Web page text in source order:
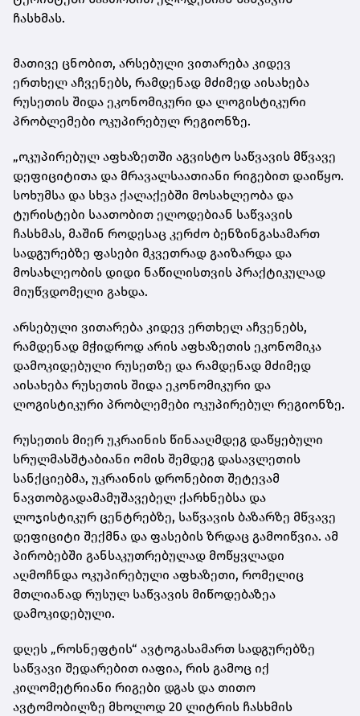
ჩასხმას.
მათივე ცნობით, არსებული ვითარება კიდევ
ერთხელ აჩვენებს, რამდენად მძიმედ აისახება
რუსეთის შიდა ეკონომიკური და ლოგისტიკური
პრობლემები ოკუპირებულ რეგიონზე.
„ოკუპირებულ აფხაზეთში აგვისტო საწვავის მწვავე
დეფიციტითა და მრავალსაათიანი რიგებით დაიწყო.
სოხუმსა და სხვა ქალაქებში მოსახლეობა და
ტურისტები საათობით ელოდებიან საწვავის
ჩასხმას, მაშინ როდესაც კერძო ბენზინგასამართ
სადგურებზე ფასები მკვეთრად გაიზარდა და
მოსახლეობის დიდი ნაწილისთვის პრაქტიკულად
მიუწვდომელი გახდა.
არსებული ვითარება კიდევ ერთხელ აჩვენებს,
რამდენად მჭიდროდ არის აფხაზეთის ეკონომიკა
დამოკიდებული რუსეთზე და რამდენად მძიმედ
აისახება რუსეთის შიდა ეკონომიკური და
ლოგისტიკური პრობლემები ოკუპირებულ რეგიონზე.
რუსეთის მიერ უკრაინის წინააღმდეგ დაწყებული
სრულმასშტაბიანი ომის შემდეგ დასავლეთის
სანქციებმა, უკრაინის დრონებით შეტევამ
ნავთობგადამამუშავებელ ქარხნებსა და
ლოჯისტიკურ ცენტრებზე, საწვავის ბაზარზე მწვავე
დეფიციტი შექმნა და ფასების ზრდაც გამოიწვია. ამ
პირობებში განსაკუთრებულად მოწყვლადი
აღმოჩნდა ოკუპირებული აფხაზეთი, რომელიც
მთლიანად რუსულ საწვავის მიწოდებაზეა
დამოკიდებული.
დღეს „როსნეფტის“ ავტოგასამართ სადგურებზე
საწვავი შედარებით იაფია, რის გამოც იქ
კილომეტრიანი რიგები დგას და თითო
ავტომობილზე მხოლოდ 20 ლიტრის ჩასხმის